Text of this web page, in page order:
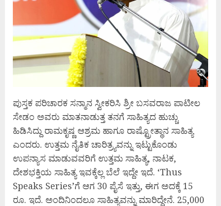
ಪುಸ್ತಕ ಪರಿಚಾರಕ ಸನ್ಮಾನ ಸ್ವೀಕರಿಸಿ ಶ್ರೀ ಬಸವರಾಜ ಪಾಟೀಲ
ಸೇಡಂ ಅವರು ಮಾತನಾಡುತ್ತ ತನಗೆ ಸಾಹಿತ್ಯದ ಹುಚ್ಚು
ಹಿಡಿಸಿದ್ದು ರಾಮಕೃಷ್ಣ ಆಶ್ರಮ ಹಾಗೂ ರಾಷ್ಟ್ರೋತ್ಥಾನ ಸಾಹಿತ್ಯ
ಎಂದರು. ಉತ್ತಮ ನೈತಿಕ ಚಾರಿತ್ರ್ಯವನ್ನು ಇಟ್ಟುಕೊಂಡು
ಉಪನ್ಯಾಸ ಮಾಡುವವರಿಗೆ ಉತ್ತಮ ಸಾಹಿತ್ಯ, ನಾಟಕ,
ದೇಶಭಕ್ತಿಯ ಸಾಹಿತ್ಯ ಇವಕ್ಕೆಲ್ಲ ಬೆಲೆ ಇದ್ದೇ ಇದೆ. ‘Thus
Speaks Series’ಗೆ ಆಗ 30 ಪೈಸೆ ಇತ್ತು, ಈಗ ಅದಕ್ಕೆ 15
ರೂ. ಇದೆ. ಅಂದಿನಿಂದಲೂ ಸಾಹಿತ್ಯವನ್ನು ಮಾರಿದ್ದೇನೆ. 25,000